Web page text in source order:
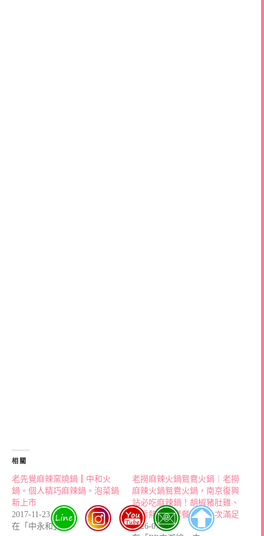
相關
老先覺麻辣窯燒鍋┃中和火
鍋。個人精巧麻辣鍋。泡菜鍋
新上市
2017-11-23
在「中永和」中
老撈麻辣火鍋鴛鴦火鍋｜老撈
麻辣火鍋鴛鴦火鍋，南京復興
站必吃麻辣鍋！胡椒豬肚雞、
私房熱炒、聚餐包廂一次滿足
2026-07-09